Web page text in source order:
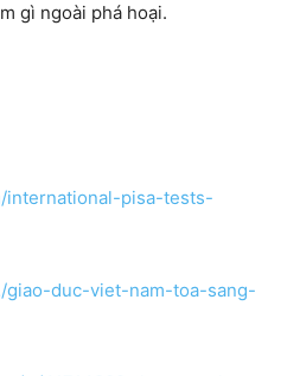
gì ngoài phá hoại.
international-pisa-tests-
duc-viet-nam-toa-sang-